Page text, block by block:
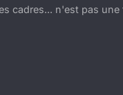
cadres... n'est pas une